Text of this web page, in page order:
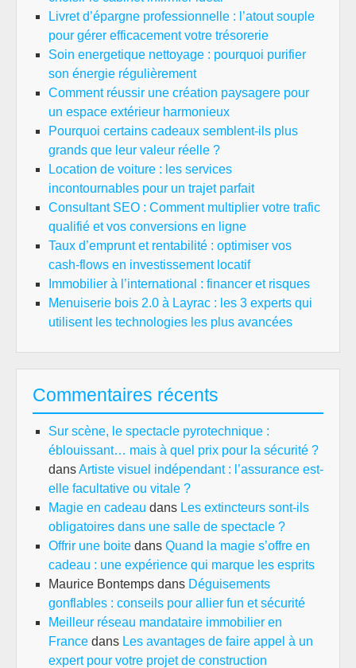
Livret d’épargne professionnelle : l’atout souple
pour gérer efficacement votre trésorerie
Soin energetique nettoyage : pourquoi purifier
son énergie régulièrement
Comment réussir une création paysagere pour
un espace extérieur harmonieux
Pourquoi certains cadeaux semblent-ils plus
grands que leur valeur réelle ?
Location de voiture : les services
incontournables pour un trajet parfait
Consultant SEO : Comment multiplier votre trafic
qualifié et vos conversions en ligne
Taux d’emprunt et rentabilité : optimiser vos
cash-flows en investissement locatif
Immobilier à l’international : financer et risques
Menuiserie bois 2.0 à Layrac : les 3 experts qui
utilisent les technologies les plus avancées
Commentaires récents
Sur scène, le spectacle pyrotechnique :
éblouissant… mais à quel prix pour la sécurité ?
dansArtiste visuel indépendant : l’assurance est-
elle facultative ou vitale ?
Magie en cadeau dans Les extincteurs sont-ils
obligatoires dans une salle de spectacle ?
Offrir une boite dans Quand la magie s’offre en
cadeau : une expérience qui marque les esprits
Maurice Bontemps dans Déguisements
gonflables : conseils pour allier fun et sécurité
Meilleur réseau mandataire immobilier en
France dans Les avantages de faire appel à un
expert pour votre projet de construction